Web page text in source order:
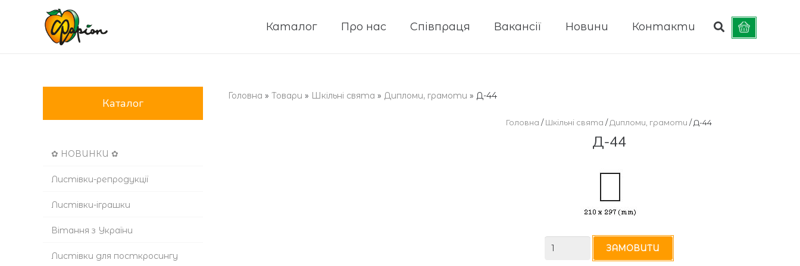
Каталог Про нас Співпраця Вакансії Новини Контакти
Головна » Товари » Шкільні свята » Дипломи, грамоти » Д-44
Головна / Шкільні свята / Дипломи, грамоти / Д-44
Д-44
Д-44
ЗАМОВИТИ
Каталог
✿ НОВИНКИ ✿
Листівки-репродукції
Листівки-іграшки
Вітання з України
Листівки для посткросингу